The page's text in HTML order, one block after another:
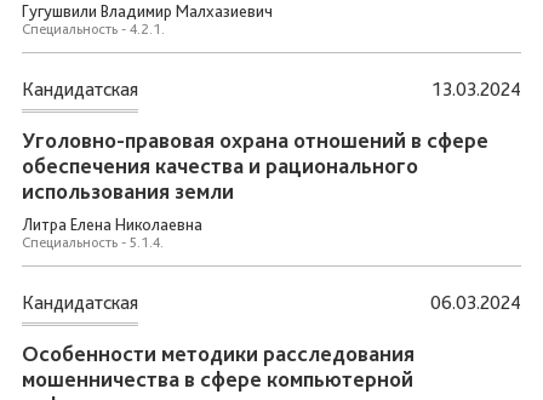
Гугушвили Владимир Малхазиевич
Специальность - 4.2.1.
Кандидатская
Уголовно-правовая охрана отношений в сфере
обеспечения качества и рационального
использования земли
Литра Елена Николаевна
Специальность - 5.1.4.
13.03.2024
Кандидатская
Особенности методики расследования
мошенничества в сфере компьютерной
06.03.2024